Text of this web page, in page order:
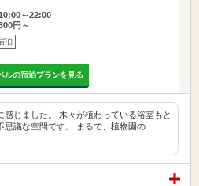
～22:00
円～
泊
ルの宿泊プランを見る
感じました。 木々が植わっている浴室もと
思議な空間です。 まるで、植物園の…